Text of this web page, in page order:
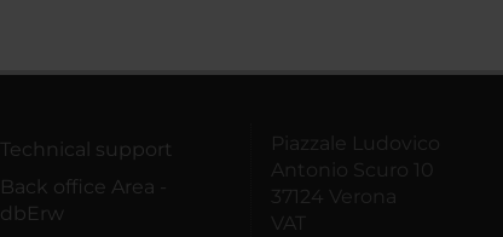
Technical support
Back office Area -
dbErw
Piazzale Ludovico
Antonio Scuro 10
37124 Verona
VAT